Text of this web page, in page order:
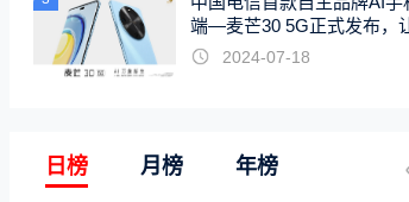
端—麦芒30 5G正式发布，
触手可及2024-07-18
日榜 月榜 年榜